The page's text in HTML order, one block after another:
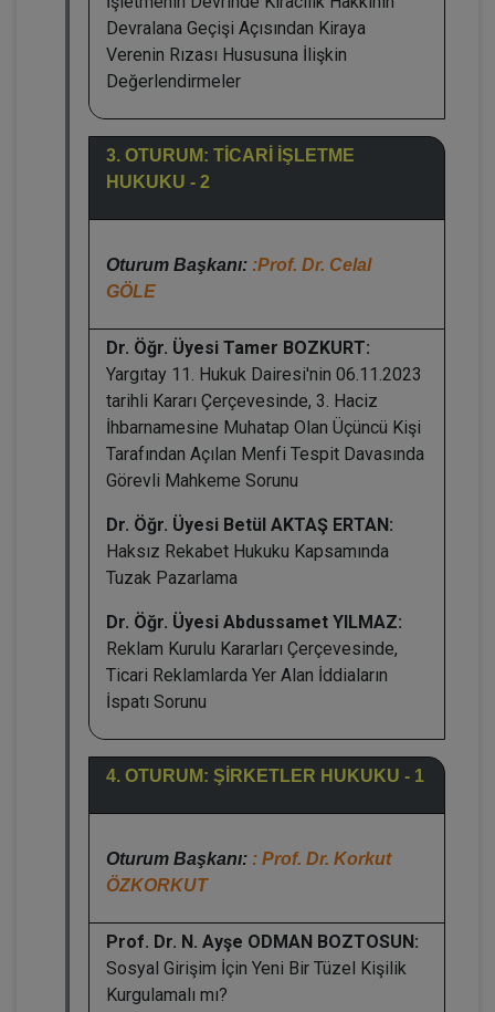
Devralana Geçişi Açısından Kiraya
Verenin Rızası Hususuna İlişkin
Değerlendirmeler
3. OTURUM: TİCARİ İŞLETME
HUKUKU - 2
Oturum Başkanı: :Prof. Dr. Celal
GÖLE
Dr. Öğr. Üyesi Tamer BOZKURT:
Yargıtay 11. Hukuk Dairesi'nin 06.11.2023
tarihli Kararı Çerçevesinde, 3. Haciz
İhbarnamesine Muhatap Olan Üçüncü Kişi
Tarafından Açılan Menfi Tespit Davasında
Görevli Mahkeme Sorunu
Dr. Öğr. Üyesi Betül AKTAŞ ERTAN:
Haksız Rekabet Hukuku Kapsamında
Tuzak Pazarlama
Dr. Öğr. Üyesi Abdussamet YILMAZ:
Reklam Kurulu Kararları Çerçevesinde,
Ticari Reklamlarda Yer Alan İddiaların
İspatı Sorunu
4. OTURUM: ŞİRKETLER HUKUKU - 1
Oturum Başkanı: : Prof. Dr. Korkut
ÖZKORKUT
Prof. Dr. N. Ayşe ODMAN BOZTOSUN:
Sosyal Girişim İçin Yeni Bir Tüzel Kişilik
Kurgulamalı mı?